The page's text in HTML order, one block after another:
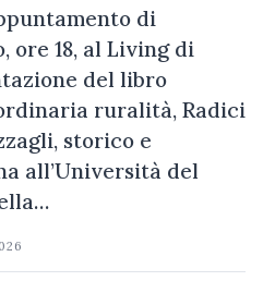
di
ore 18, al Living di
del libro
ruralità, Radici
storico e
all’Università del